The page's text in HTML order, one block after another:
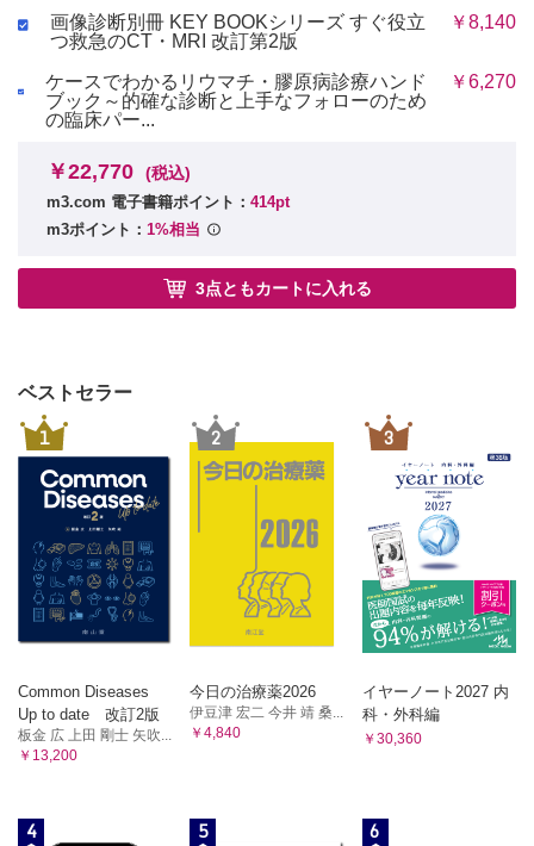
画像診断別冊 KEY BOOKシリーズ すぐ役立
つ救急のCT・MRI 改訂第2版
￥8,140
ケースでわかるリウマチ・膠原病診療ハンド
ブック～的確な診断と上手なフォローのため
の臨床パー...
￥6,270
￥22,770 (税込)
m3.com 電子書籍ポイント： 414pt
m3ポイント： 1%相当
3点ともカートに入れる
ベストセラー
1
Common Diseases
Up to date 改訂2版
板金 広 上田 剛士 矢吹...
￥13,200
2
今日の治療薬2026
伊豆津 宏二 今井 靖 桑...
￥4,840
3
イヤーノート2027 内
科・外科編
￥30,360
4 5 6